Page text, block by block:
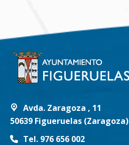
Avda. Zaragoza , 11
50639 Figueruelas (Zaragoza)
Tel. 976 656 002